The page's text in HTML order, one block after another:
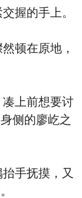
握的手上。
顿在原地，
上前想要讨
侧的廖屹之
手抚摸，又